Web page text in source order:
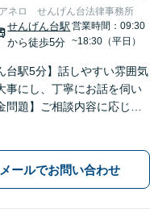
ネロ せんげん台法律事務所
せんげん台駅
から徒歩5分
営業時間：09:30
~18:30（平日）
台駅5分】話しやすい雰囲気
事にし、丁寧にお話を伺い
問題】ご相談内容に応じて
活かし、相談者さま目線に
なアドバイスを【初回相談
メールでお問い合わせ